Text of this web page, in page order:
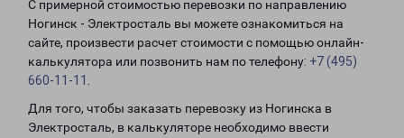
С примерной стоимостью перевозки по направлению
Ногинск - Электросталь вы можете ознакомиться на
сайте, произвести расчет стоимости с помощью онлайн-
калькулятора или позвонить нам по телефону: +7 (495)
660-11-11
Для того, чтобы заказать перевозку из Ногинска в
Электросталь, в калькуляторе необходимо ввести